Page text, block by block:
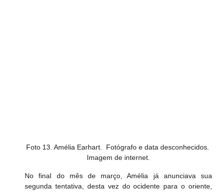
Foto 13. Amélia Earhart.  Fotógrafo e data desconhecidos.
Imagem de internet.
No final do mês de março, Amélia já anunciava sua
segunda tentativa, desta vez do ocidente para o oriente,